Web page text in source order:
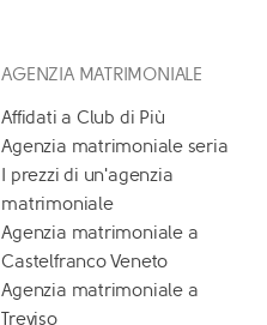
AGENZIA MATRIMONIALE
Affidati a Club di Più
Agenzia matrimoniale seria
I prezzi di un'agenzia
matrimoniale
Agenzia matrimoniale a
Castelfranco Veneto
Agenzia matrimoniale a
Treviso